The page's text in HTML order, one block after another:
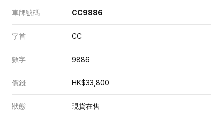
車牌號碼 CC9886
字首 CC
數字 9886
價錢 HK$33,800
狀態 現貨在售